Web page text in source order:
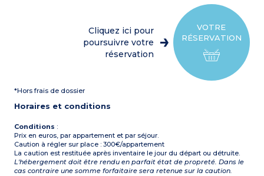
couchages chacune
Salle de douche, WC séparé
(sauf appartement
VOTRE
RÉSERVATION
Cliquez ici pour
poursuivre votre
réservation
*Hors frais de dossier
Horaires et conditions
Conditions :
Prix en euros, par appartement et par séjour.
Caution à régler sur place : 300€/appartement
La caution est restituée après inventaire le jour du départ ou détruite.
L'hébergement doit être rendu en parfait état de propreté. Dans le
cas contraire une somme forfaitaire sera retenue sur la caution.